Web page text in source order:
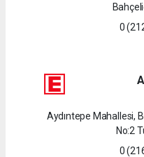
0
Aydıntepe Mahallesi,
No:2
0